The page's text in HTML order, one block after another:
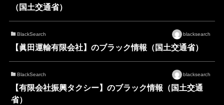
（国土交通省）
BlackSearch blacksearch
【眞田運輸有限会社】のブラック情報（国土交通省）
BlackSearch blacksearch
【有限会社振興タクシー】のブラック情報（国土交通
省）